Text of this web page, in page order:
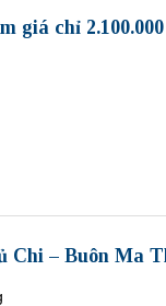
giá chỉ
Chi – Buôn Ma